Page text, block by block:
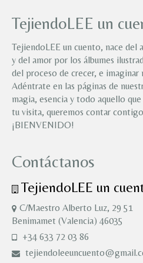
TejiendoLEE un
TejiendoLEE un cuento, nace del
y del amor por los álbumes
del proceso de crecer, e
Adéntrate en las páginas de
magia, esencia y todo aquello
tu visita, queremos contar
¡BIENVENIDO!
Contáctanos
TejiendoLEE un
C/Maestro Alberto Luz, 29 51
Benimamet (Valencia) 46035
+34 633 72 03 86